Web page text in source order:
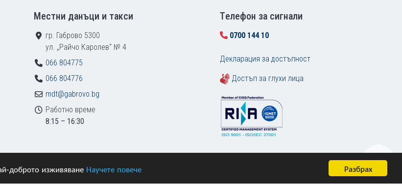
Разбрах
доброто изживяване Научете повече
Местни данъци и такси
гр. Габрово 5300
ул. „Райчо Каролев“ № 4
066 804775
066 804776
mdt@gabrovo.bg
Работно време
8:15 – 16:30
Tелефон за сигнали
0700 144 10
Декларация за достъпност
Достъп за глухи лица